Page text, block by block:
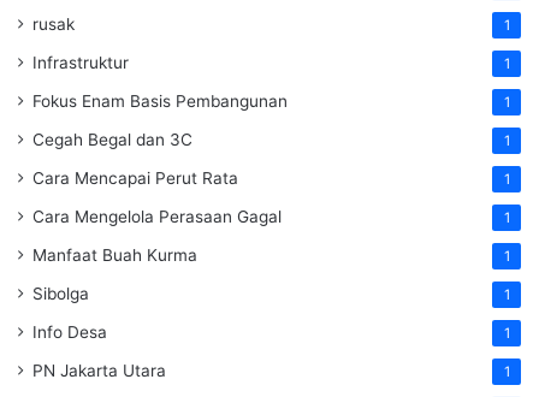
rusak 1
Infrastruktur 1
Fokus Enam Basis Pembangunan 1
Cegah Begal dan 3C 1
Cara Mencapai Perut Rata 1
Cara Mengelola Perasaan Gagal 1
Manfaat Buah Kurma 1
Sibolga 1
Info Desa 1
PN Jakarta Utara 1